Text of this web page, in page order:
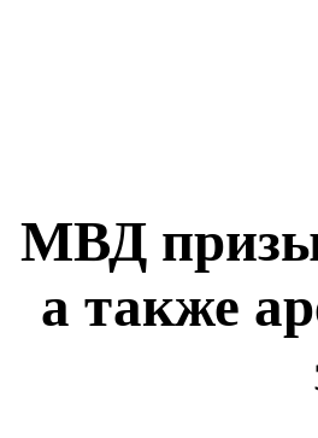
МВД
а также